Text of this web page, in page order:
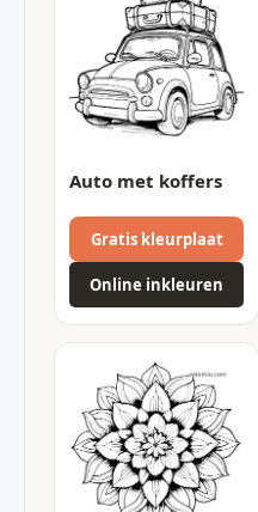
Auto met koffers
Gratis kleurplaat
Online inkleuren